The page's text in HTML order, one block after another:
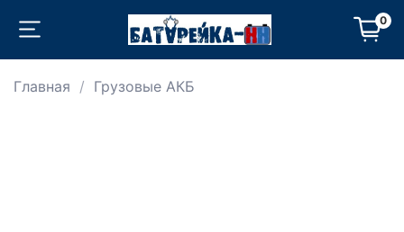
0
Главная Грузовые АКБ